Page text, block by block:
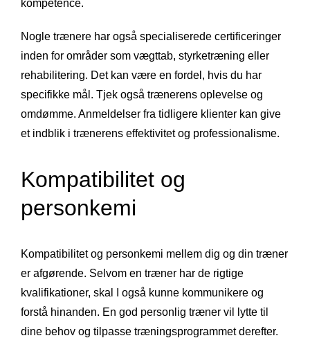
kompetence.
Nogle trænere har også specialiserede certificeringer
inden for områder som vægttab, styrketræning eller
rehabilitering. Det kan være en fordel, hvis du har
specifikke mål. Tjek også trænerens oplevelse og
omdømme. Anmeldelser fra tidligere klienter kan give
et indblik i trænerens effektivitet og professionalisme.
Kompatibilitet og
personkemi
Kompatibilitet og personkemi mellem dig og din træner
er afgørende. Selvom en træner har de rigtige
kvalifikationer, skal I også kunne kommunikere og
forstå hinanden. En god personlig træner vil lytte til
dine behov og tilpasse træningsprogrammet derefter.